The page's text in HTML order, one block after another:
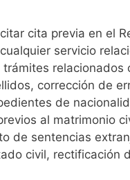
cita previa en el
servicio
trámites relacionados
corrección de
de
al matrimonio
de sentencias
civil, rectificación